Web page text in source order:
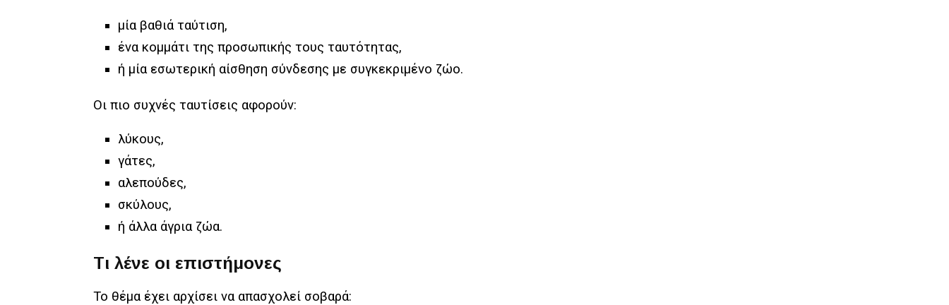
μία βαθιά ταύτιση,
ένα κομμάτι της προσωπικής τους ταυτότητας,
ή μία εσωτερική αίσθηση σύνδεσης με συγκεκριμένο ζώο.
Οι πιο συχνές ταυτίσεις αφορούν:
λύκους,
γάτες,
αλεπούδες,
σκύλους,
ή άλλα άγρια ζώα.
Τι λένε οι επιστήμονες
Το θέμα έχει αρχίσει να απασχολεί σοβαρά: